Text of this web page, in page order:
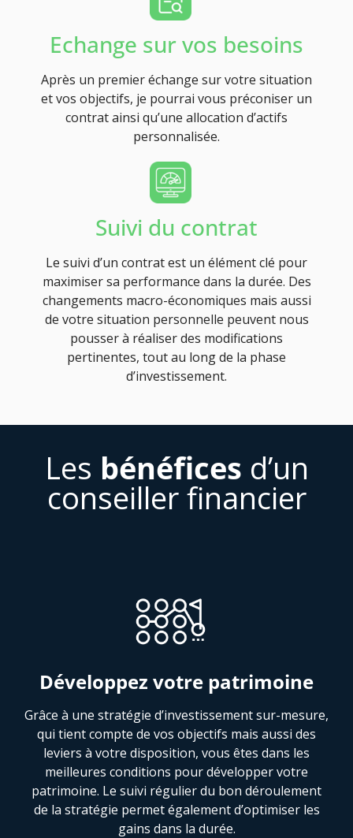
Echange sur vos besoins
Après un premier échange sur votre situation
et vos objectifs, je pourrai vous préconiser un
contrat ainsi qu’une allocation d’actifs
personnalisée.
Suivi du contrat
Le suivi d’un contrat est un élément clé pour
maximiser sa performance dans la durée. Des
changements macro-économiques mais aussi
de votre situation personnelle peuvent nous
pousser à réaliser des modifications
pertinentes, tout au long de la phase
d’investissement.
Les bénéfices d’un
conseiller financier
Développez votre patrimoine
Grâce à une stratégie d’investissement sur-mesure,
qui tient compte de vos objectifs mais aussi des
leviers à votre disposition, vous êtes dans les
meilleures conditions pour développer votre
patrimoine. Le suivi régulier du bon déroulement
de la stratégie permet également d’optimiser les
gains dans la durée.